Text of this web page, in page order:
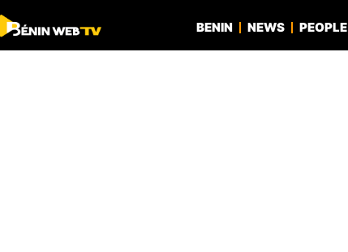
BENIN NEWS PEOPLE